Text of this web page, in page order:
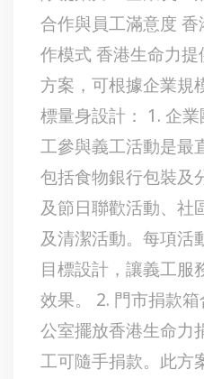
合作與員工滿意度 香
作模式 香港生命力
方案，可根據企業規
標量身設計： 1. 企
工參與義工活動是最
包括食物銀行包裝及
及節日聯歡活動、社
及清潔活動。每項活
目標設計，讓義工服
效果。 2. 門市捐款
公室擺放香港生命力
工可隨手捐款。此方